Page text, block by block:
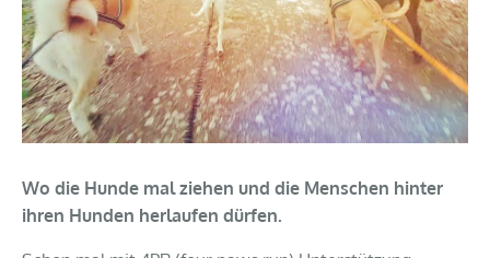
Wo die Hunde mal ziehen und die Menschen hinter
ihren Hunden herlaufen dürfen.